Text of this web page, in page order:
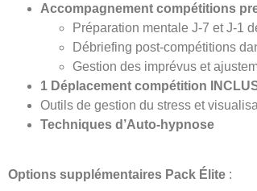
Accompagnement compétitions
Préparation mentale J-7 et J-1
Débriefing post-compétitions
Gestion des imprévus et
1 Déplacement compétition
Outils de gestion du stress et
Techniques d’Auto-hypnose
Options supplémentaires Pack Élite :